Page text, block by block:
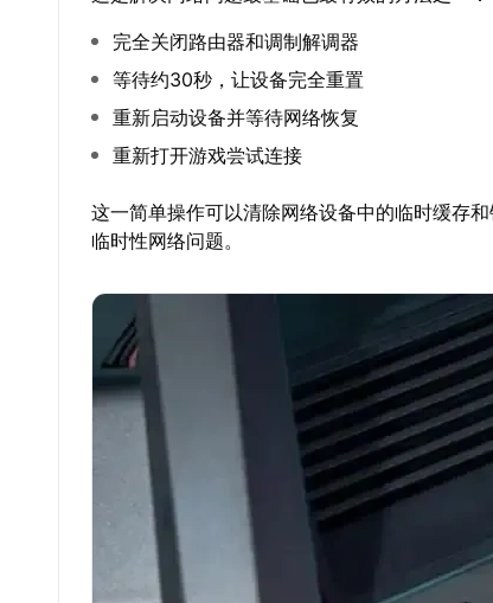
完全关闭路由器和调制解调器
等待约30秒，让设备完全重置
重新启动设备并等待网络恢复
重新打开游戏尝试连接
这一简单操作可以清除网络设备中的临时缓存
临时性网络问题。